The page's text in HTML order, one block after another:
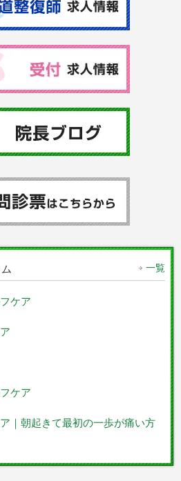
一覧
ケア
ケア
｜朝起きて最初の一歩が痛い方